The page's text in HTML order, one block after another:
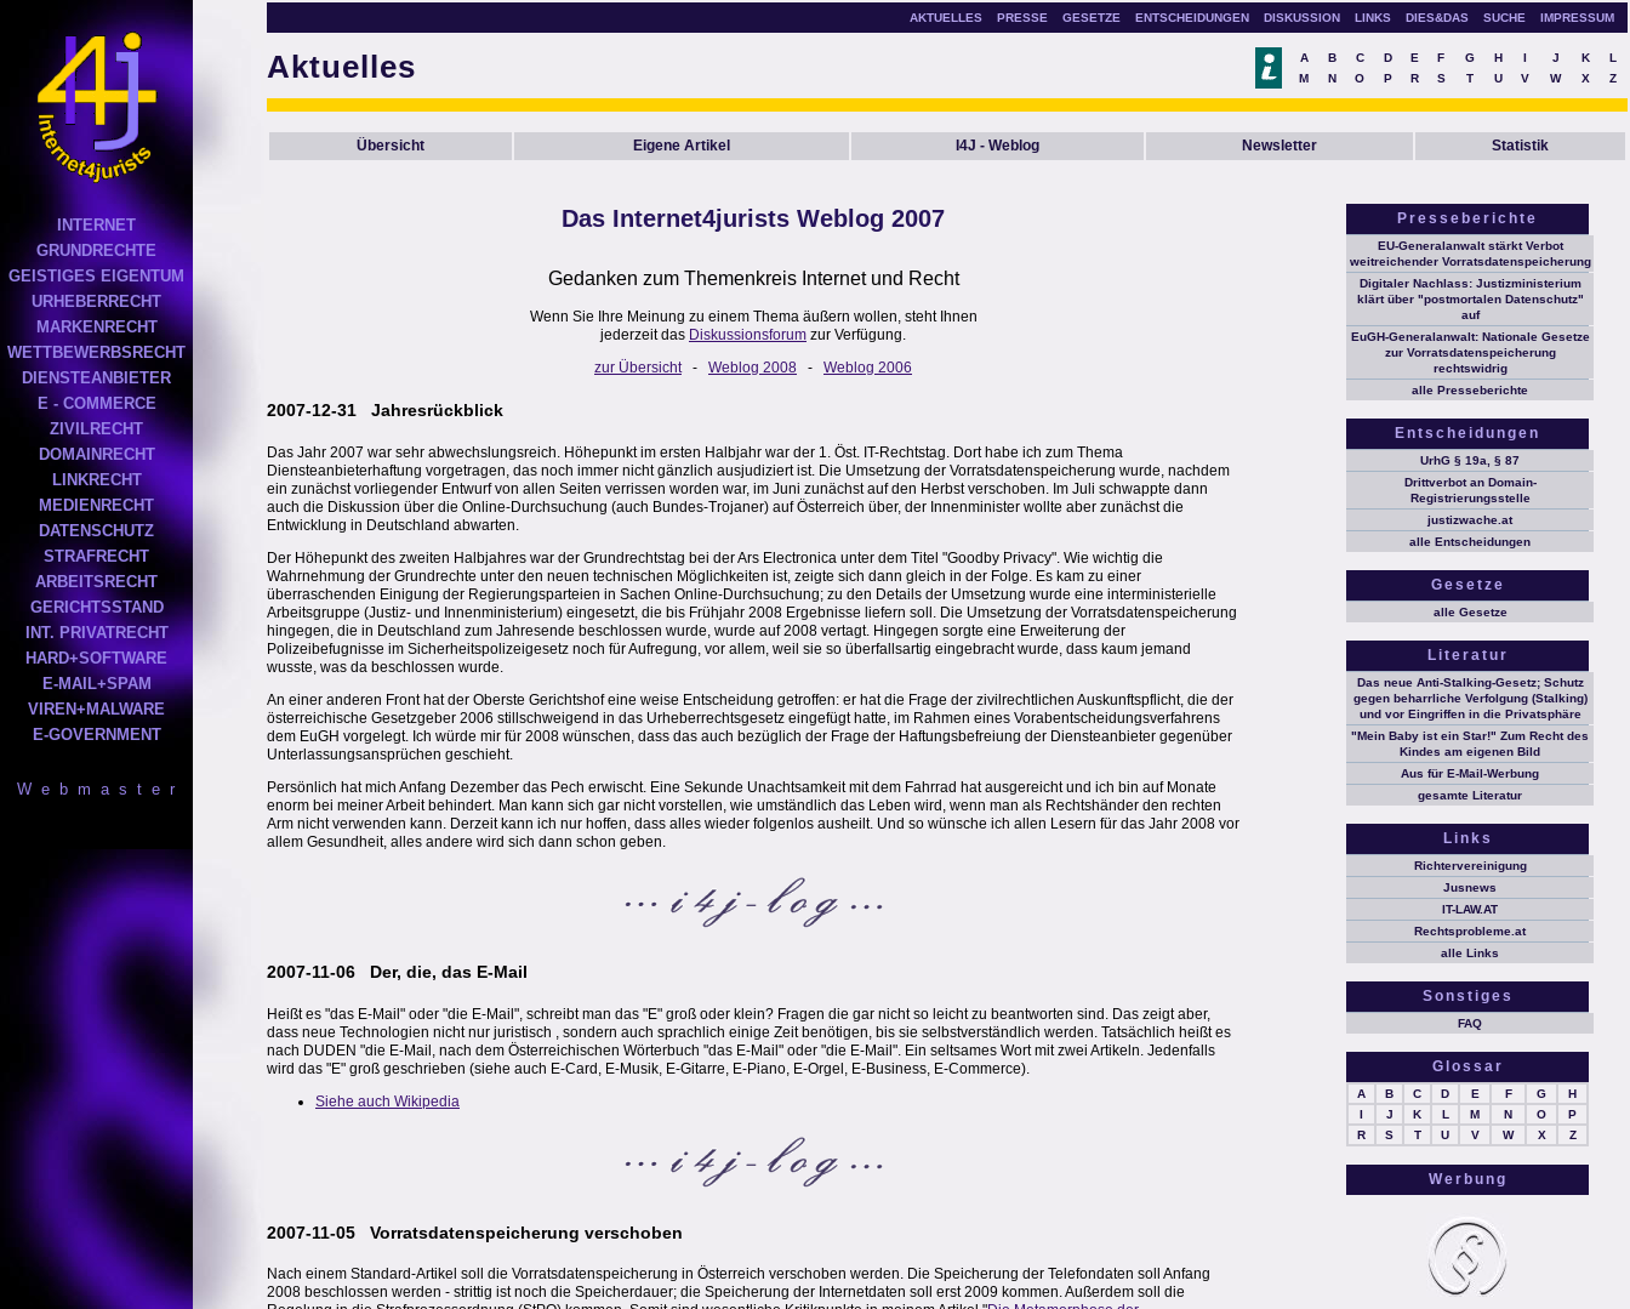
INTERNET
GRUNDRECHTE
GEISTIGES EIGENTUM
URHEBERRECHT
MARKENRECHT
WETTBEWERBSRECHT
DIENSTEANBIETER
E - COMMERCE
ZIVILRECHT
DOMAINRECHT
LINKRECHT
MEDIENRECHT
DATENSCHUTZ
STRAFRECHT
ARBEITSRECHT
GERICHTSSTAND
INT. PRIVATRECHT
HARD+SOFTWARE
E-MAIL+SPAM
VIREN+MALWARE
E-GOVERNMENT
W e b m a s t e r
AKTUELLES PRESSE GESETZE ENTSCHEIDUNGEN DISKUSSION LINKS DIES&DAS SUCHE IMPRESSUM
Aktuelles A B C D E F G H I J K
L
M
N O P R S T U V W X Z
Übersicht Eigene Artikel I4J - Weblog Newsletter Statistik
Das Internet4jurists Weblog 2007
Gedanken zum Themenkreis Internet und Recht
Wenn Sie Ihre Meinung zu einem Thema äußern wollen, steht Ihnen
jederzeit das Diskussionsforum zur Verfügung.
zur Übersicht- Weblog 2008 - Weblog 2006
2007-12-31 Jahresrückblick
Das Jahr 2007 war sehr abwechslungsreich. Höhepunkt im ersten Halbjahr war der 1. Öst. IT-Rechtstag. Dort habe ich zum Thema
Diensteanbieterhaftung vorgetragen, das noch immer nicht gänzlich ausjudiziert ist. Die Umsetzung der Vorratsdatenspeicherung wurde, nachdem
ein zunächst vorliegender Entwurf von allen Seiten verrissen worden war, im Juni zunächst auf den Herbst verschoben. Im Juli schwappte dann
auch die Diskussion über die Online-Durchsuchung (auch Bundes-Trojaner) auf Österreich über, der Innenminister wollte aber zunächst die
Entwicklung in Deutschland abwarten.
Der Höhepunkt des zweiten Halbjahres war der Grundrechtstag bei der Ars Electronica unter dem Titel "Goodby Privacy". Wie wichtig die
Wahrnehmung der Grundrechte unter den neuen technischen Möglichkeiten ist, zeigte sich dann gleich in der Folge. Es kam zu einer
überraschenden Einigung der Regierungsparteien in Sachen Online-Durchsuchung; zu den Details der Umsetzung wurde eine interministerielle
Arbeitsgruppe (Justiz- und Innenministerium) eingesetzt, die bis Frühjahr 2008 Ergebnisse liefern soll. Die Umsetzung der Vorratsdatenspeicherung
hingegen, die in Deutschland zum Jahresende beschlossen wurde, wurde auf 2008 vertagt. Hingegen sorgte eine Erweiterung der
Polizeibefugnisse im Sicherheitspolizeigesetz noch für Aufregung, vor allem, weil sie so überfallsartig eingebracht wurde, dass kaum jemand
wusste, was da beschlossen wurde.
An einer anderen Front hat der Oberste Gerichtshof eine weise Entscheidung getroffen: er hat die Frage der zivilrechtlichen Auskunftspflicht, die der
österreichische Gesetzgeber 2006 stillschweigend in das Urheberrechtsgesetz eingefügt hatte, im Rahmen eines Vorabentscheidungsverfahrens
dem EuGH vorgelegt. Ich würde mir für 2008 wünschen, dass das auch bezüglich der Frage der Haftungsbefreiung der Diensteanbieter gegenüber
Unterlassungsansprüchen geschieht.
Persönlich hat mich Anfang Dezember das Pech erwischt. Eine Sekunde Unachtsamkeit mit dem Fahrrad hat ausgereicht und ich bin auf Monate
enorm bei meiner Arbeit behindert. Man kann sich gar nicht vorstellen, wie umständlich das Leben wird, wenn man als Rechtshänder den rechten
Arm nicht verwenden kann. Derzeit kann ich nur hoffen, dass alles wieder folgenlos ausheilt. Und so wünsche ich allen Lesern für das Jahr 2008 vor
allem Gesundheit, alles andere wird sich dann schon geben.
2007-11-06 Der, die, das E-Mail
Heißt es "das E-Mail" oder "die E-Mail", schreibt man das "E" groß oder klein? Fragen die gar nicht so leicht zu beantworten sind. Das zeigt aber,
dass neue Technologien nicht nur juristisch , sondern auch sprachlich einige Zeit benötigen, bis sie selbstverständlich werden. Tatsächlich heißt es
nach DUDEN "die E-Mail, nach dem Österreichischen Wörterbuch "das E-Mail" oder "die E-Mail". Ein seltsames Wort mit zwei Artikeln. Jedenfalls
wird das "E" groß geschrieben (siehe auch E-Card, E-Musik, E-Gitarre, E-Piano, E-Orgel, E-Business, E-Commerce).
Siehe auch Wikipedia
2007-11-05 Vorratsdatenspeicherung verschoben
Nach einem Standard-Artikel soll die Vorratsdatenspeicherung in Österreich verschoben werden. Die Speicherung der Telefondaten soll Anfang
2008 beschlossen werden - strittig ist noch die Speicherdauer; die Speicherung der Internetdaten soll erst 2009 kommen. Außerdem soll die
Presseberichte
EU-Generalanwalt stärkt Verbot
weitreichender Vorratsdatenspeicherung
Digitaler Nachlass: Justizministerium
klärt über "postmortalen Datenschutz"
auf
EuGH-Generalanwalt: Nationale Gesetze
zur Vorratsdatenspeicherung
rechtswidrig
alle Presseberichte
Entscheidungen
UrhG § 19a, § 87
Drittverbot an Domain-
Registrierungsstelle
justizwache.at
alle Entscheidungen
Gesetze
alle Gesetze
Literatur
Das neue Anti-Stalking-Gesetz; Schutz
gegen beharrliche Verfolgung (Stalking)
und vor Eingriffen in die Privatsphäre
"Mein Baby ist ein Star!" Zum Recht des
Kindes am eigenen Bild
Aus für E-Mail-Werbung
gesamte Literatur
Links
Richtervereinigung
Jusnews
IT-LAW.AT
Rechtsprobleme.at
alle Links
Sonstiges
FAQ
Glossar
A B C D E F G
H
I
J K L M N O
P
R
S T U V W X Z
Werbung